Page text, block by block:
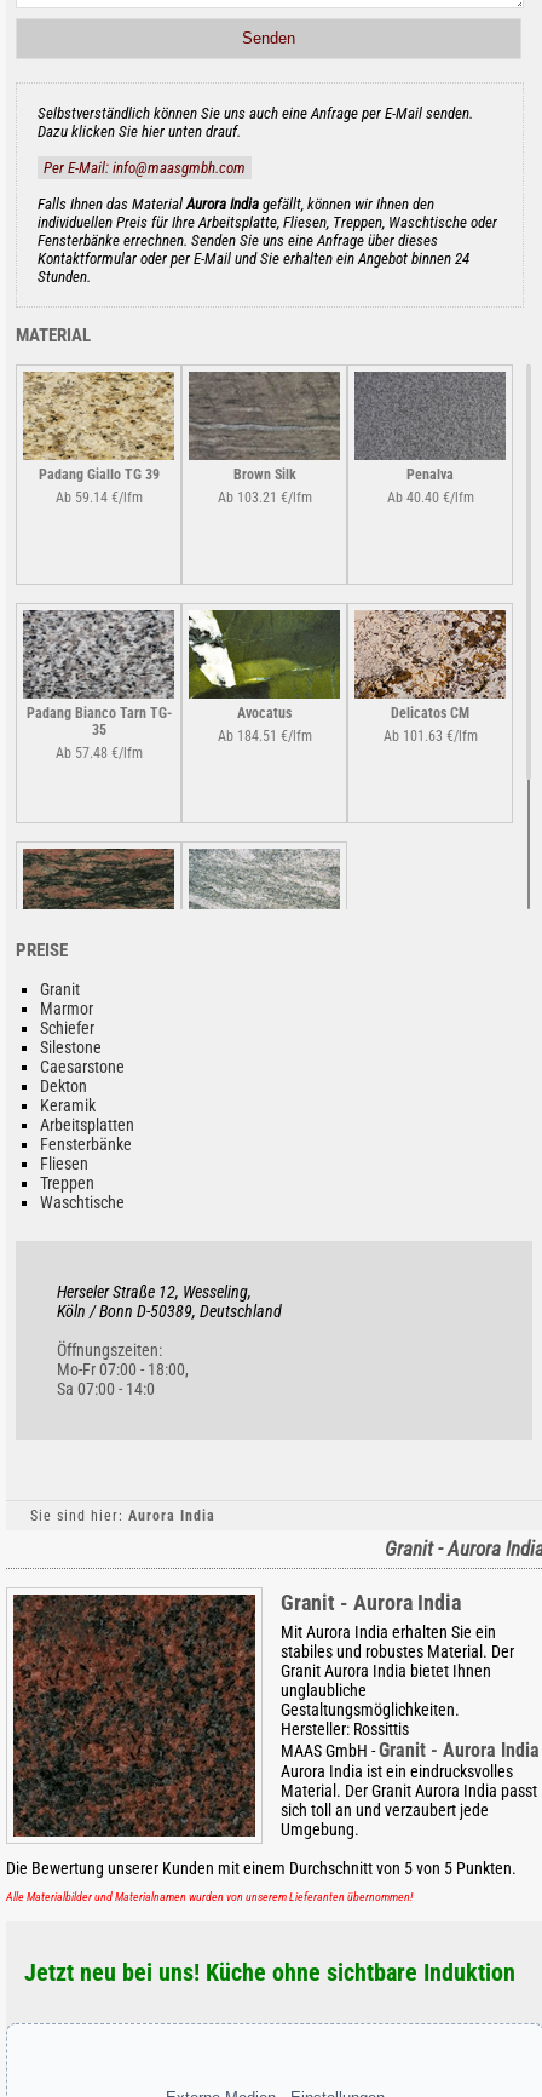
Selbstverständlich können Sie uns auch eine Anfrage per E-Mail senden.
Dazu klicken Sie hier unten drauf.
Per E-Mail: info@maasgmbh.com
Falls Ihnen das MaterialAurora India gefällt, können wir Ihnen den
individuellen Preis für Ihre Arbeitsplatte, Fliesen, Treppen, Waschtische oder
Fensterbänke errechnen. Senden Sie uns eine Anfrage über dieses
Kontaktformular oder per E-Mail und Sie erhalten ein Angebot binnen 24
Stunden.
MATERIAL
Padang Giallo TG 39
Ab 59.14 €/lfm
Brown Silk
Ab 103.21 €/lfm
Penalva
Ab 40.40 €/lfm
Padang Bianco Tarn TG-
35
Ab 57.48 €/lfm
Avocatus
Ab 184.51 €/lfm
Delicatos CM
Ab 101.63 €/lfm
Jacaranda da Bahia
PREISE
Granit
Marmor
Schiefer
Silestone
Caesarstone
Dekton
Keramik
Arbeitsplatten
Fensterbänke
Fliesen
Treppen
Waschtische
Herseler Straße 12, Wesseling,
Köln / Bonn D-50389, Deutschland
Öffnungszeiten:
Mo-Fr 07:00 - 18:00,
Sa 07:00 - 14:0
Sie sind hier: Aurora India
Granit - Aurora
Granit - Aurora India
Mit Aurora India erhalten Sie ein
stabiles und robustes Material. Der
Granit Aurora India bietet Ihnen
unglaubliche
Gestaltungsmöglichkeiten.
Hersteller: Rossittis
MAAS GmbH -Granit - Aurora India
Aurora India ist ein eindrucksvolles
Material. Der Granit Aurora India passt
sich toll an und verzaubert jede
Umgebung.
Die Bewertung unserer Kunden mit einem Durchschnitt von 5von 5 Punkten.
Alle Materialbilder und Materialnamen wurden von unserem Lieferanten übernommen!
Jetzt neu bei uns! Küche ohne sichtbare Induktion